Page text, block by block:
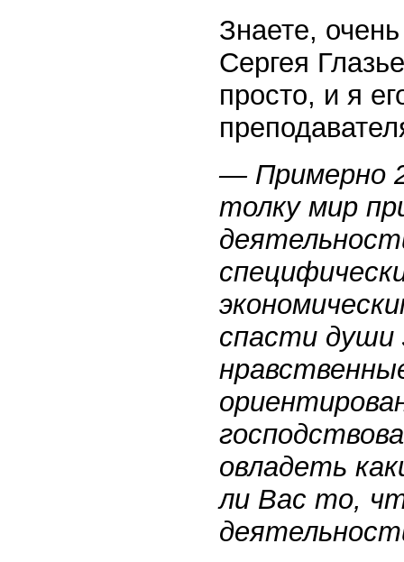
Знаете,
Сергея
просто, и я
— Примерно
толку мир
спасти души
овладеть
ли Вас то,